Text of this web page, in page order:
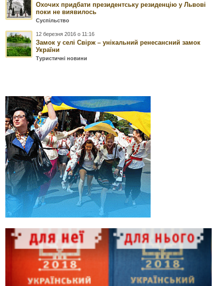
Охочих придбати президентську резиденцію у Львові
поки не виявилось
Суспільство
12 березня 2016 о 11:16
Замок у селі Свірж – унікальний ренесансний замок
України
Туристичні новини